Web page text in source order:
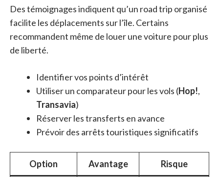
Des témoignages indiquent qu’un road trip organisé
facilite les déplacements sur l’île. Certains
recommandent même de louer une voiture pour plus
de liberté.
Identifier vos points d’intérêt
Utiliser un comparateur pour les vols (Hop!,
Transavia)
Réserver les transferts en avance
Prévoir des arrêts touristiques significatifs
Option Avantage Risque